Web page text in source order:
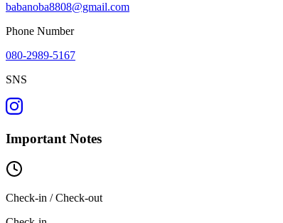
babanoba8808@gmail.com
Phone Number
080-2989-5167
SNS
Important Notes
Check-in / Check-out